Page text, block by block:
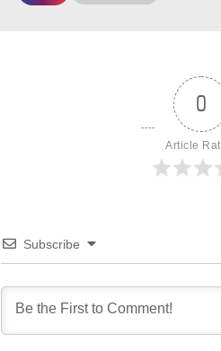
0
Article
Subscribe